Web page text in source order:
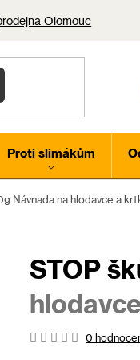
Olomouc
Proti slimákům
Návnada na hlodavce a
STOP
Průměrné
0